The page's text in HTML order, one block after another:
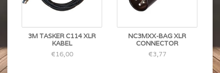
3M TASKER C114 XLR
KABEL
€16,00
NC3MXX-BAG XLR
CONNECTOR
€3,77